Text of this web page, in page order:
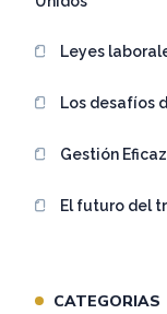
Leyes
Los desafíos
Gestión
El futuro del
CATEGORIAS